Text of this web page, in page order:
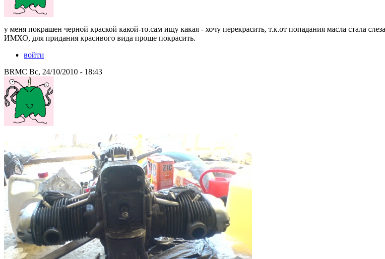
у меня покрашен черной краской какой-то.сам ищу какая - хочу перекрасить, т.к.от попадания масла стала
ИМХО, для придания красивого вида проще покрасить.
войти
BRMC Вс, 24/10/2010 - 18:43